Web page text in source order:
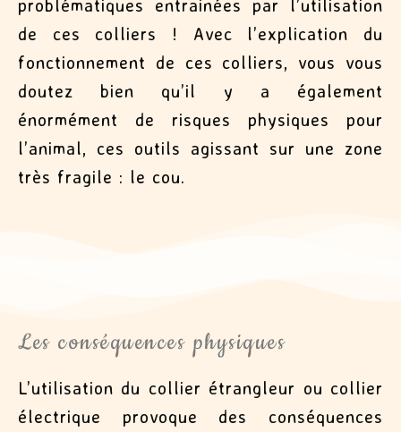
problématiques entrainées par l’utilisation
de ces colliers ! Avec l’explication du
fonctionnement de ces colliers, vous vous
doutez bien qu’il y a également
énormément de risques physiques pour
l’animal, ces outils agissant sur une zone
très fragile : le cou.
Les conséquences physiques
L’utilisation du collier étrangleur ou collier
électrique provoque des conséquences